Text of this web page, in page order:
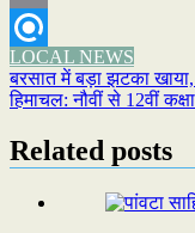
Email
Refind
LOCAL NEWS
Post
navigation
बरसात में बड़ा झटका
हिमाचल: नौवीं से 12वीं
Related posts